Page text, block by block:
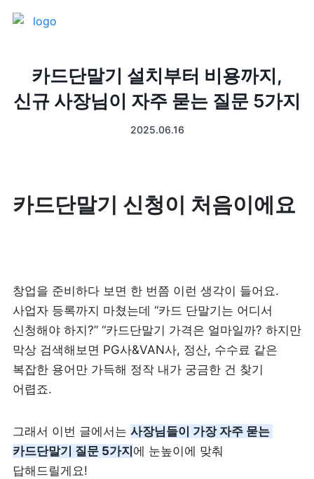
프론트 매출 장부
테이블주문
리뷰 모으기 NEW
업종별 기능
카페・베이커리
도소매
도・소매업
카드단말기 설치부터 비용까지,
신규 사장님이 자주 묻는 질문 5가지
2025.06.16
카드단말기 신청이 처음이에요
창업을 준비하다 보면 한 번쯤 이런 생각이 들어요.
사업자 등록까지 마쳤는데 “카드 단말기는 어디서
신청해야 하지?” “카드단말기 가격은 얼마일까? 하지만
막상 검색해보면 PG사&VAN사, 정산, 수수료 같은
복잡한 용어만 가득해 정작 내가 궁금한 건 찾기
어렵죠.
그래서 이번 글에서는 사장님들이 가장 자주 묻는
카드단말기 질문 5가지 에 눈높이에 맞춰
답해드릴게요!